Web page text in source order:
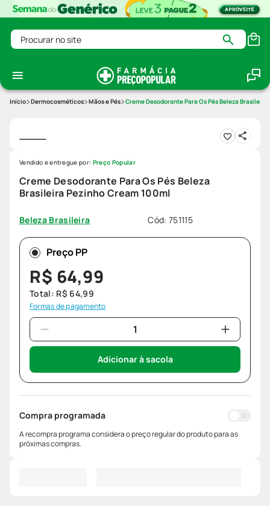
Procurar no site
Dermocosméticos Mãos e Pés Creme Desodorante Para Os Pés Beleza
Creme Desodorante Para Os Pés Beleza
Brasileira Pezinho Cream 100ml
Beleza Brasileira Cód:751115
Vendido e entregue por: Preço Popular
Preço PP
R$ 64,99
Total: R$ 64,99
Formas de pagamento
Adicionar à sacola
Compra programada
A recompra programa considera o preço regular do produto para as
próximas compras.